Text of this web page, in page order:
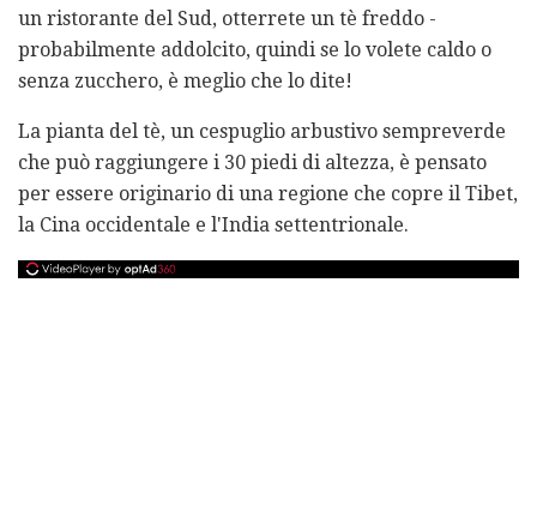
un ristorante del Sud, otterrete un tè freddo -
probabilmente addolcito, quindi se lo volete caldo o
senza zucchero, è meglio che lo dite!
La pianta del tè, un cespuglio arbustivo sempreverde
che può raggiungere i 30 piedi di altezza, è pensato
per essere originario di una regione che copre il Tibet,
la Cina occidentale e l'India settentrionale.